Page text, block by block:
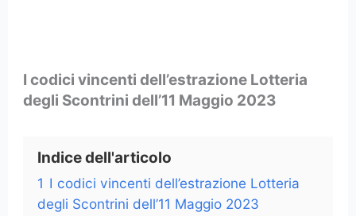
I codici vincenti dell’estrazione Lotteria
degli Scontrini dell’11 Maggio 2023
Indice dell'articolo
1 I codici vincenti dell’estrazione Lotteria
degli Scontrini dell’11 Maggio 2023